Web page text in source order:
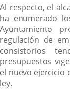
Al respecto, el
ha enumerado
Ayuntamiento
regulación de
consistorios
presupuestos
el nuevo ejercicio
ley.